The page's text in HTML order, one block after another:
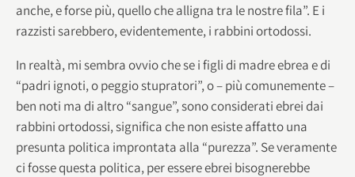
anche, e forse più, quello che alligna tra le nostre fila”. E i
razzisti sarebbero, evidentemente, i rabbini ortodossi.
In realtà, mi sembra ovvio che se i figli di madre ebrea e di
“padri ignoti, o peggio stupratori”, o – più comunemente –
ben noti ma di altro “sangue”, sono considerati ebrei dai
rabbini ortodossi, significa che non esiste affatto una
presunta politica improntata alla “purezza”. Se veramente
ci fosse questa politica, per essere ebrei bisognerebbe